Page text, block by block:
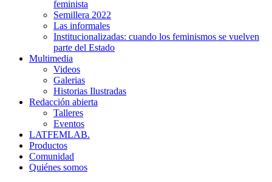
feminista
Semillera 2022
Las informales
Institucionalizadas: cuando los feminismos se vuelven
parte del Estado
Multimedia
Videos
Galerias
Historias Ilustradas
Redacción abierta
Talleres
Eventos
LATFEMLAB.
Productos
Comunidad
Quiénes somos